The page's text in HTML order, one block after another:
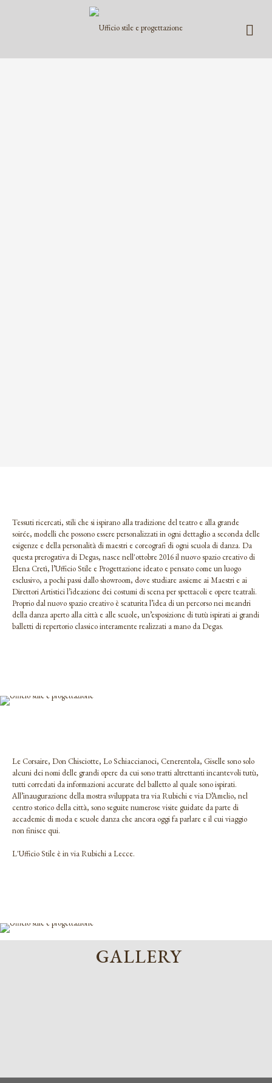
Tessuti ricercati, stili che si ispirano alla tradizione del teatro e alla grande
soirée, modelli che possono essere personalizzati in ogni dettaglio a seconda delle
esigenze e della personalità di maestri e coreografi di ogni scuola di danza. Da
questa prerogativa di Degas, nasce nell'ottobre 2016 il nuovo spazio creativo di
Elena Cretì, l’Ufficio Stile e Progettazione ideato e pensato come un luogo
esclusivo, a pochi passi dallo showroom, dove studiare assieme ai Maestri e ai
Direttori Artistici l’ideazione dei costumi di scena per spettacoli e opere teatrali.
Proprio dal nuovo spazio creativo è scaturita l’idea di un percorso nei meandri
della danza aperto alla città e alle scuole, un’esposizione di tutù ispirati ai grandi
balletti di repertorio classico interamente realizzati a mano da Degas.
Le Corsaire, Don Chisciotte, Lo Schiaccianoci, Cenerentola, Giselle sono solo
alcuni dei nomi delle grandi opere da cui sono tratti altrettanti incantevoli tutù,
tutti corredati da informazioni accurate del balletto al quale sono ispirati.
All’inaugurazione della mostra sviluppata tra via Rubichi e via D’Amelio, nel
centro storico della città, sono seguite numerose visite guidate da parte di
accademie di moda e scuole danza che ancora oggi fa parlare e il cui viaggio
non finisce qui.
L'Ufficio Stile è in via Rubichi a Lecce.
GALLERY